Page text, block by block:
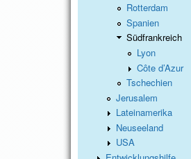
Rotterdam
Spanien
Südfrankreich
Lyon
Côte d’Azur
Tschechien
Jerusalem
Lateinamerika
Neuseeland
USA